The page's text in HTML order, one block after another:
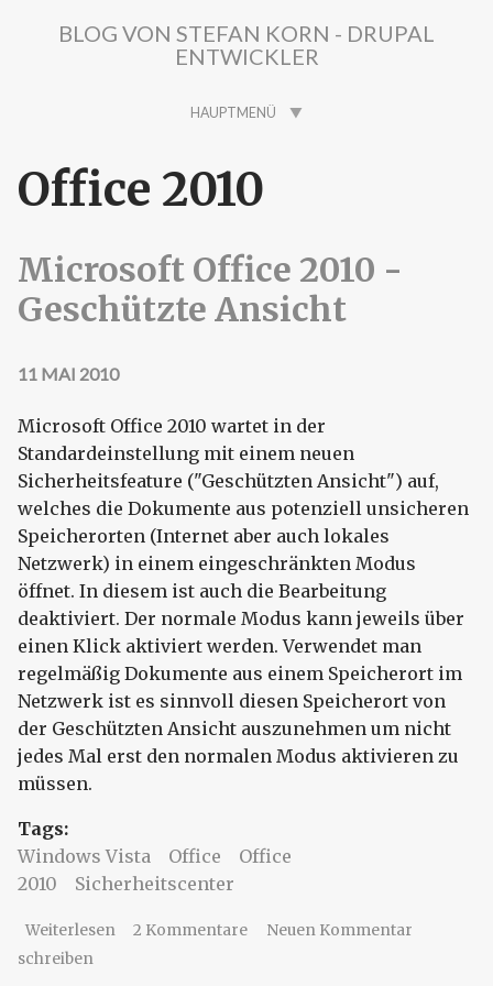
BLOG VON STEFAN KORN - DRUPAL
ENTWICKLER
HAUPTMENÜ
Office 2010
Microsoft Office 2010 -
Geschützte Ansicht
11 MAI 2010
Microsoft Office 2010 wartet in der
Standardeinstellung mit einem neuen
Sicherheitsfeature ("Geschützten Ansicht") auf,
welches die Dokumente aus potenziell unsicheren
Speicherorten (Internet aber auch lokales
Netzwerk) in einem eingeschränkten Modus
öffnet. In diesem ist auch die Bearbeitung
deaktiviert. Der normale Modus kann jeweils über
einen Klick aktiviert werden. Verwendet man
regelmäßig Dokumente aus einem Speicherort im
Netzwerk ist es sinnvoll diesen Speicherort von
der Geschützten Ansicht auszunehmen um nicht
jedes Mal erst den normalen Modus aktivieren zu
müssen.
Tags:
Windows Vista
Office
Office
2010
Sicherheitscenter
Weiterlesen über Microsoft Office 2010 - Geschützte Ansicht
2 Kommentare
Neuen Kommentar
schreiben